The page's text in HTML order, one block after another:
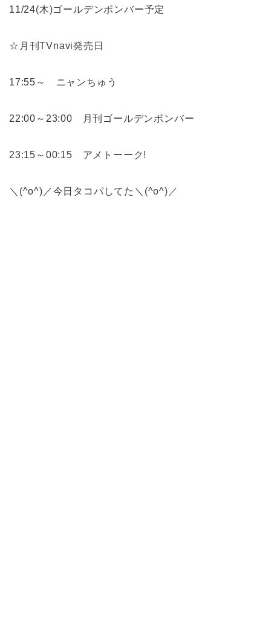
11/24(木)ゴールデンボンバー予定
☆月刊TVnavi発売日
17:55～ ニャンちゅう
22:00～23:00 月刊ゴールデンボンバー
23:15～00:15 アメトーーク!
＼(^o^)／今日タコパしてた＼(^o^)／